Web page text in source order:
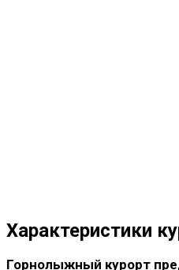
Характеристики
Горнолыжный курорт